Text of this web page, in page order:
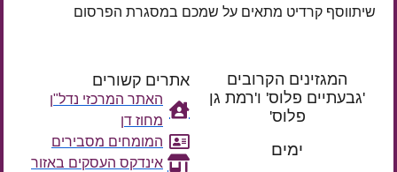
שיתווסף קרדיט מתאים על שמכם במסגרת הפרסום
המגזינים הקרובים
'גבעתיים פלוס' ו'רמת גן
פלוס'
ימים
אתרים קשורים
האתר המרכזי נדל"ן
מחוז דן
המומחים מסבירים
אינדקס העסקים באזור